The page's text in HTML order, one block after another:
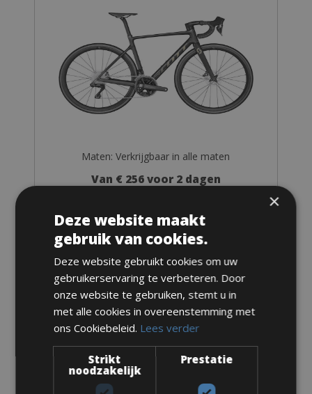
Maten: Verkrijgbaar in alle maten
Van € 256 voor 2 dagen
Racefiets
Ultimate Road Bike
×
Deze website maakt
gebruik van cookies.
Deze website gebruikt cookies om uw
gebruikerservaring te verbeteren. Door
onze website te gebruiken, stemt u in
met alle cookies in overeenstemming met
ons Cookiebeleid. Lees verder
Strikt
noodzakelijk
Prestatie